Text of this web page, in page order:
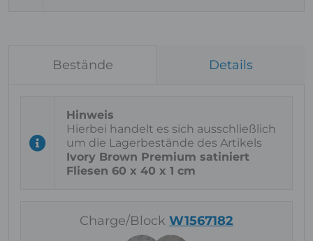
Bestände Details
Hierbei handelt es sich ausschließlich
um die Lagerbestände des Artikels
Ivory Brown Premium satiniert
Fliesen 60 x 40 x 1 cm
Charge/Block W1567182